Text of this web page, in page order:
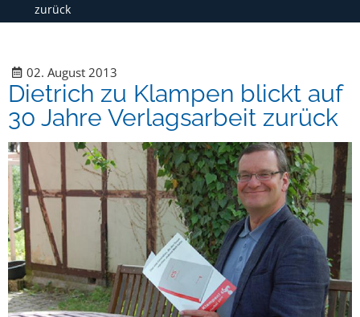
zurück
02. August 2013
Dietrich zu Klampen blickt auf
30 Jahre Verlagsarbeit zurück